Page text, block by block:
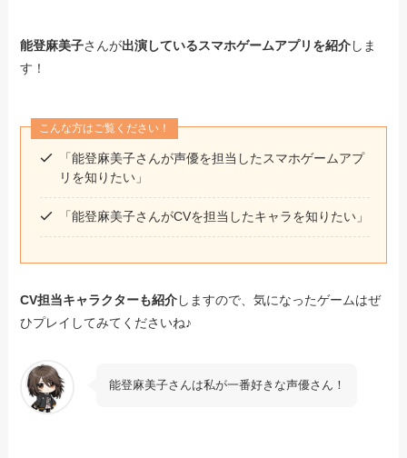
能登麻美子さんが出演しているスマホゲームアプリを紹介しま
す！
こんな方はご覧ください！
「能登麻美子さんが声優を担当したスマホゲームアプ
リを知りたい」
「能登麻美子さんがCVを担当したキャラを知りたい」
CV担当キャラクターも紹介しますので、気になったゲームはぜ
ひプレイしてみてくださいね♪
能登麻美子さんは私が一番好きな声優さん！